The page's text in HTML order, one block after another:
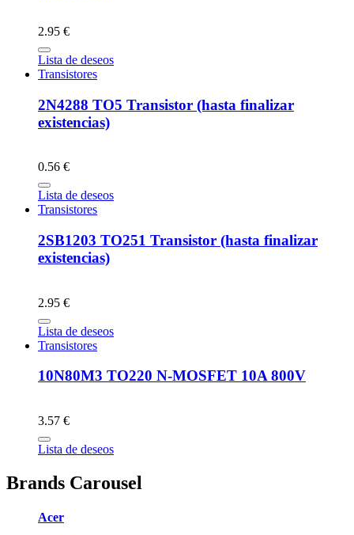
2.95 €
Lista de deseos
Transistores
2N4288 TO5 Transistor (hasta finalizar
existencias)
0.56 €
Lista de deseos
Transistores
2SB1203 TO251 Transistor (hasta finalizar
existencias)
2.95 €
Lista de deseos
Transistores
10N80M3 TO220 N-MOSFET 10A 800V
3.57 €
Lista de deseos
Brands Carousel
Acer